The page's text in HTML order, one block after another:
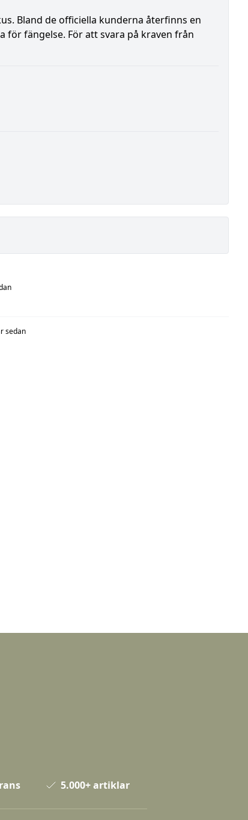
Bland de officiella kunderna återfinns en
för fängelse. För att svara på kraven från
sedan
5.000+ artiklar